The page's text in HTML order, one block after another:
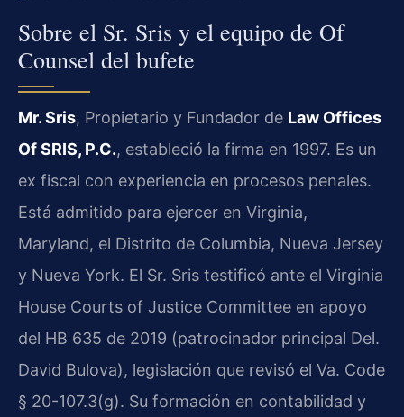
Sobre el Sr. Sris y el equipo de Of
Counsel del bufete
Mr. Sris, Propietario y Fundador de Law Offices
Of SRIS, P.C., estableció la firma en 1997. Es un
ex fiscal con experiencia en procesos penales.
Está admitido para ejercer en Virginia,
Maryland, el Distrito de Columbia, Nueva Jersey
y Nueva York. El Sr. Sris testificó ante el Virginia
House Courts of Justice Committee en apoyo
del HB 635 de 2019 (patrocinador principal Del.
David Bulova), legislación que revisó el Va. Code
§ 20-107.3(g). Su formación en contabilidad y